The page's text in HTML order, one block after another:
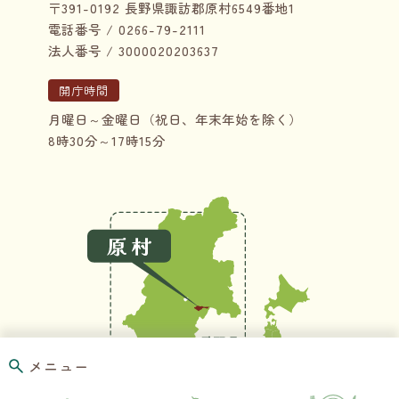
メニュー
〒391-0192 長野県諏訪郡原村6549番地1
電話番号 / 0266-79-2111
法人番号 / 3000020203637
開庁時間
月曜日～金曜日（祝日、年末年始を除く）
8時30分～17時15分